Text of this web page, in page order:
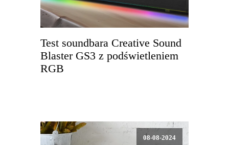
Test soundbara Creative Sound
Blaster GS3 z podświetleniem
RGB
08-08-2024